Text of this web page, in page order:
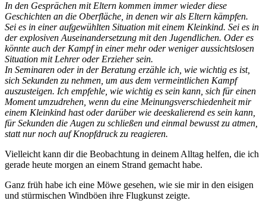
In den Gesprächen mit Eltern kommen immer wieder diese
Geschichten an die Oberfläche, in denen wir als Eltern kämpfen.
Sei es in einer aufgewühlten Situation mit einem Kleinkind. Sei es in
der explosiven Auseinandersetzung mit den Jugendlichen. Oder es
könnte auch der Kampf in einer mehr oder weniger aussichtslosen
Situation mit Lehrer oder Erzieher sein.
In Seminaren oder in der Beratung erzähle ich, wie wichtig es ist,
sich Sekunden zu nehmen, um aus dem vermeintlichen Kampf
auszusteigen. Ich empfehle, wie wichtig es sein kann, sich für einen
Moment umzudrehen, wenn du eine Meinungsverschiedenheit mir
einem Kleinkind hast oder darüber wie deeskalierend es sein kann,
für Sekunden die Augen zu schließen und einmal bewusst zu atmen,
statt nur noch auf Knopfdruck zu reagieren.
Vielleicht kann dir die Beobachtung in deinem Alltag helfen, die ich
gerade heute morgen an einem Strand gemacht habe.
Ganz früh habe ich eine Möwe gesehen, wie sie mir in den eisigen
und stürmischen Windböen ihre Flugkunst zeigte.